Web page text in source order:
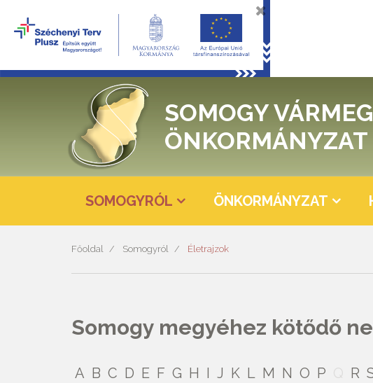
SOMOGY
ÖNKORMÁNYZAT
SOMOGYRÓL ÖNKORMÁNYZAT
Főoldal Somogyról Életrajzok
Somogy megyéhez kötődő
A B C D E F G H I J K L M N O P R